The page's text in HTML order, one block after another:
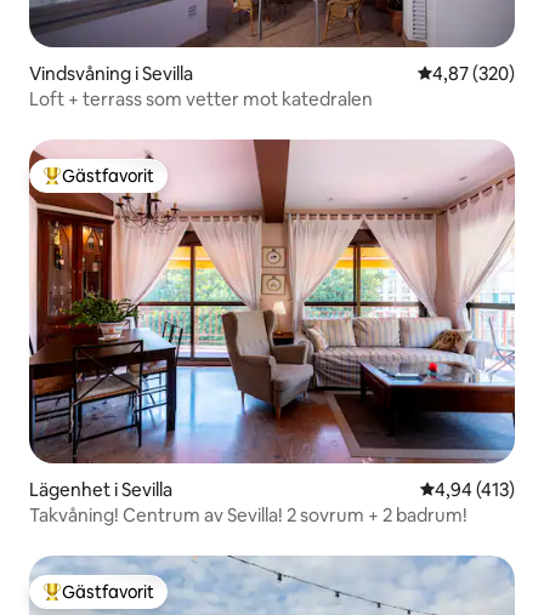
Vindsvåning i Sevilla 4,87 av 5 i
4,87 (320)
Loft + terrass som vetter mot katedralen
Populär gästfavorit
Gästfavorit
Lägenhet i Sevilla 4,94 av 5 i
4,94 (413)
Takvåning! Centrum av Sevilla! 2 sovrum + 2 badrum!
Populär gästfavorit
Gästfavorit